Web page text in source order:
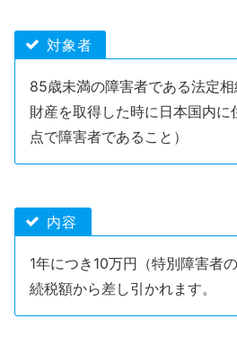
対象者
85歳未満の障害者である法定
財産を取得した時に日本国内に
点で障害者であること）
内容
1年につき10万円（特別障害者
続税額から差し引かれます。